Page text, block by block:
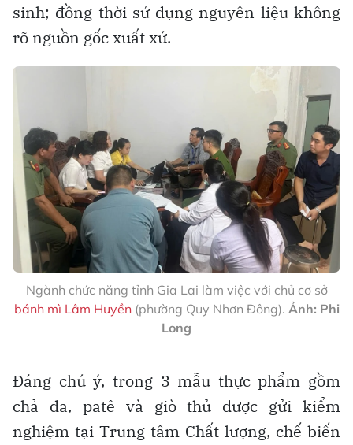
sinh; đồng thời sử dụng nguyên liệu không
rõ nguồn gốc xuất xứ.
Ngành chức năng tỉnh Gia Lai làm việc với chủ cơ sở
bánh mì Lâm Huyền(phường Quy Nhơn Đông). Ảnh: Phi
Long
Đáng chú ý, trong 3 mẫu thực phẩm gồm
chả da, patê và giò thủ được gửi kiểm
nghiệm tại Trung tâm Chất lượng, chế biến